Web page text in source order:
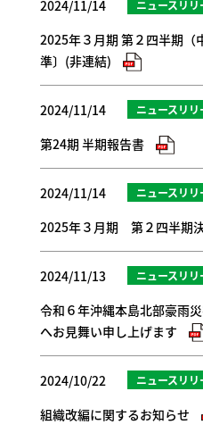
2024/11/14 ニュースリリ
2025年３月期 第２四半期（
準〕(非連結)
2024/11/14 ニュースリリ
第24期 半期報告書
2024/11/14 ニュースリリ
2025年３月期 第２四半期
2024/11/13 ニュースリリ
令和６年沖縄本島北部豪雨
へお見舞い申し上げます
2024/10/22 ニュースリリ
組織改編に関するお知らせ